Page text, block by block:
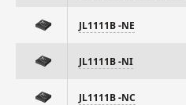
JL1111B -NE
JL1111B -NI
JL1111B -NC